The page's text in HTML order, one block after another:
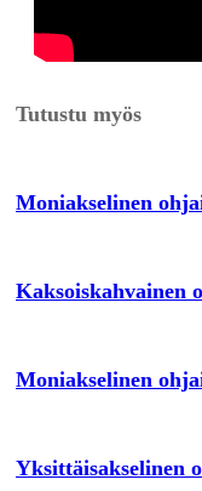
Tutustu myös
Moniakselinen
Kaksoiskahvainen
Moniakselinen
Yksittäisakselinen